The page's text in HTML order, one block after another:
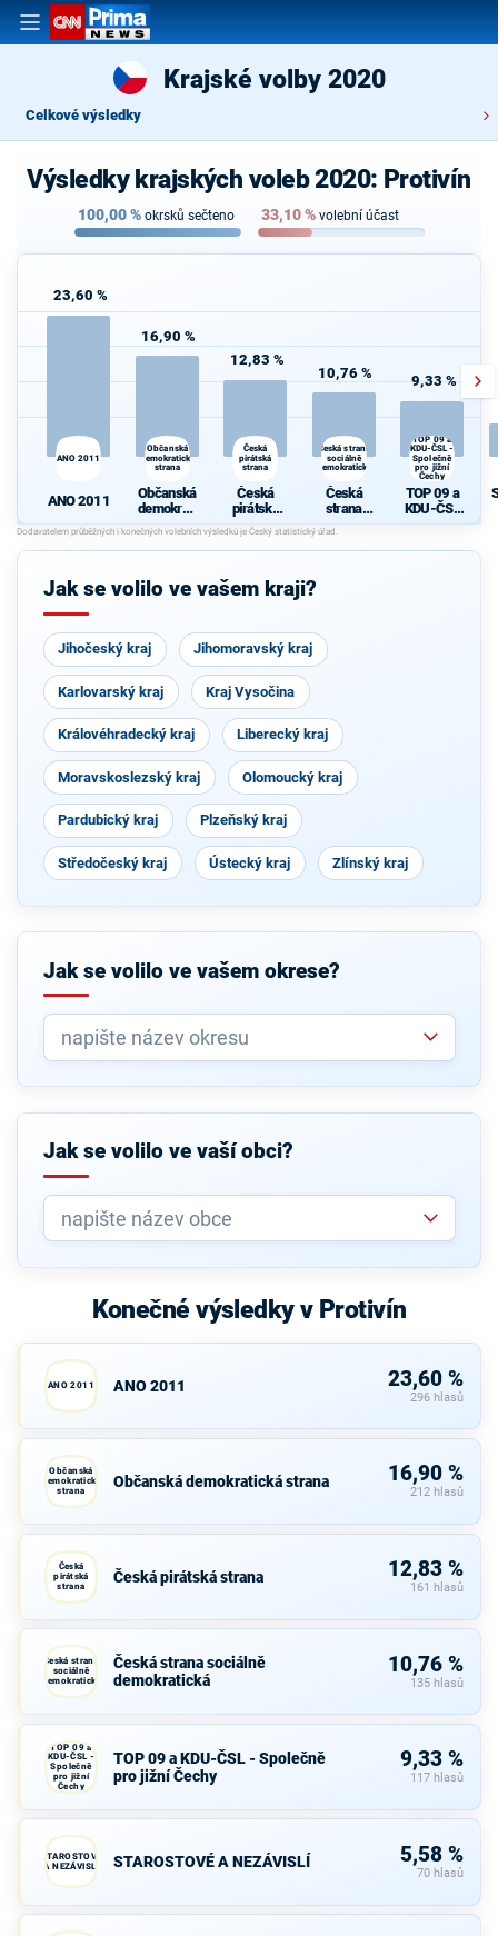
Krajské volby 2020
Celkové výsledky
Výsledky krajských voleb 2020: Protivín
100,00% okrsků sečteno 33,10% volební účast
23,60 %
ANO 2011
ANO 2011
16,90 %
Občanská
demokratická
strana
Občanská
demokrati
cká strana
12,83 %
Česká
pirátská
strana
Česká
pirátská
strana
10,76 %
Česká strana
sociálně
demokratická
Česká
strana
sociálně
demokrati
cká
9,33 %
TOP 09 a
KDU-ČSL -
Společně
pro jižní
Čechy
TOP 09 a
KDU-ČSL
- Společně
Čechy
Jak se volilo ve vašem kraji?
Jihočeský kraj Jihomoravský kraj
Karlovarský kraj Kraj Vysočina
Královéhradecký kraj Liberecký kraj
Moravskoslezský kraj Olomoucký kraj
Pardubický kraj Plzeňský kraj
Středočeský kraj Ústecký kraj Zlínský kraj
Jak se volilo ve vašem okrese?
Jak se volilo ve vaší obci?
Konečné výsledky v Protivín
ANO 2011 ANO 2011 23,60 %
296 hlasů
Občanská
demokratická
strana
Občanská demokratická strana 16,90 %
212 hlasů
Česká
pirátská
strana
Česká pirátská strana 12,83 %
161 hlasů
Česká strana
sociálně
demokratická
Česká strana sociálně
demokratická
10,76 %
135 hlasů
TOP 09 a
KDU-ČSL -
Společně
pro jižní
Čechy
TOP 09 a KDU-ČSL - Společně
pro jižní Čechy
9,33 %
117 hlasů
STAROSTOVÉ
A NEZÁVISLÍ
STAROSTOVÉ A NEZÁVISLÍ 5,58 %
70 hlasů